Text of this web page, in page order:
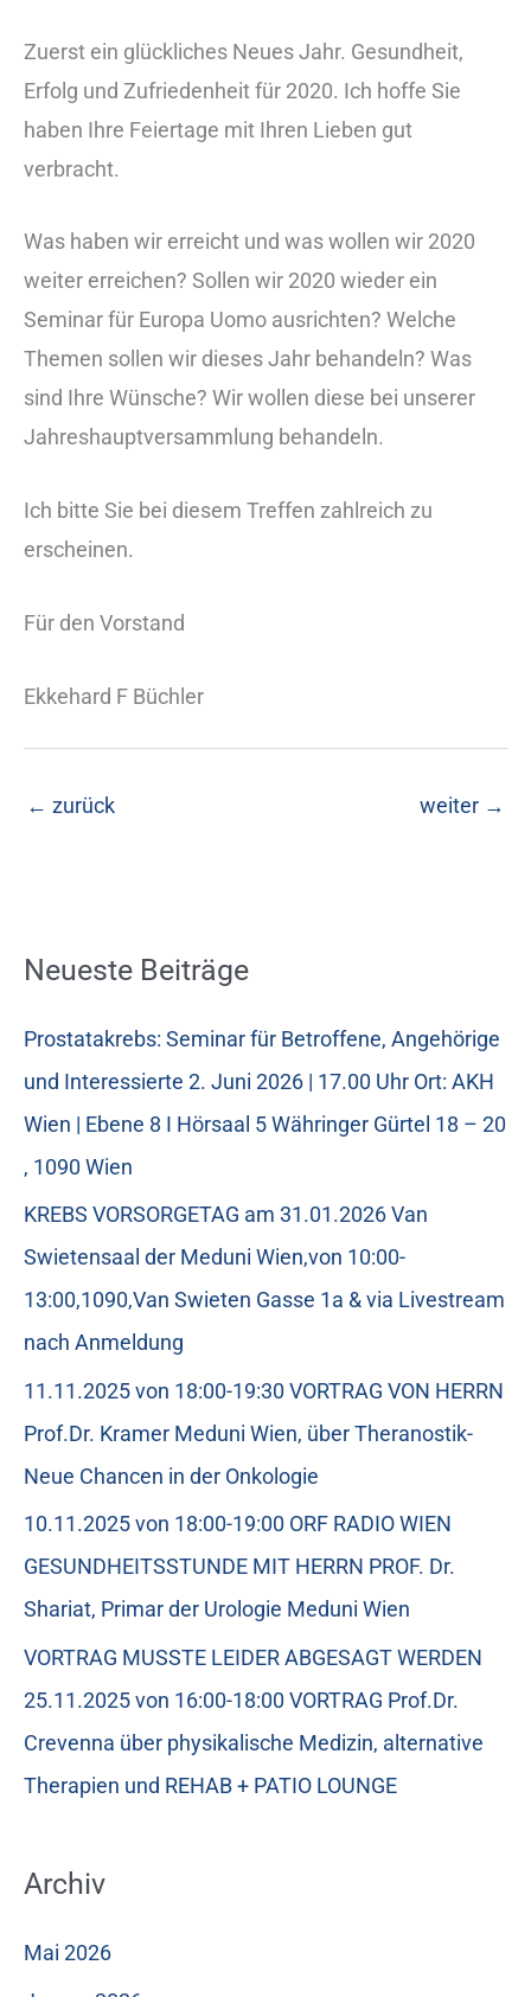
Zuerst ein glückliches Neues Jahr. Gesundheit,
Erfolg und Zufriedenheit für 2020. Ich hoffe Sie
haben Ihre Feiertage mit Ihren Lieben gut
verbracht.
Was haben wir erreicht und was wollen wir 2020
weiter erreichen? Sollen wir 2020 wieder ein
Seminar für Europa Uomo ausrichten? Welche
Themen sollen wir dieses Jahr behandeln? Was
sind Ihre Wünsche? Wir wollen diese bei unserer
Jahreshauptversammlung behandeln.
Ich bitte Sie bei diesem Treffen zahlreich zu
erscheinen.
Für den Vorstand
Ekkehard F Büchler
← zurück weiter →
Neueste Beiträge
Prostatakrebs: Seminar für Betroffene, Angehörige
und Interessierte 2. Juni 2026 | 17.00 Uhr Ort: AKH
Wien | Ebene 8 I Hörsaal 5 Währinger Gürtel 18 – 20
, 1090 Wien
KREBS VORSORGETAG am 31.01.2026 Van
Swietensaal der Meduni Wien,von 10:00-
13:00,1090,Van Swieten Gasse 1a & via Livestream
nach Anmeldung
11.11.2025 von 18:00-19:30 VORTRAG VON HERRN
Prof.Dr. Kramer Meduni Wien, über Theranostik-
Neue Chancen in der Onkologie
10.11.2025 von 18:00-19:00 ORF RADIO WIEN
GESUNDHEITSSTUNDE MIT HERRN PROF. Dr.
Shariat, Primar der Urologie Meduni Wien
VORTRAG MUSSTE LEIDER ABGESAGT WERDEN
25.11.2025 von 16:00-18:00 VORTRAG Prof.Dr.
Crevenna über physikalische Medizin, alternative
Therapien und REHAB + PATIO LOUNGE
Archiv
Mai 2026